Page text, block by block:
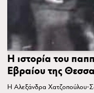
Η ιστορία του
Εβραίου της
Η Αλεξάνδρα Χατζοπούλου-